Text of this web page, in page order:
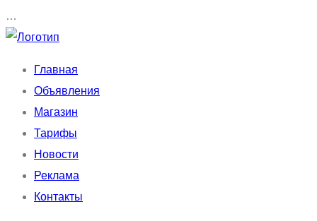
…
Главная
Объявления
Магазин
Тарифы
Новости
Реклама
Контакты